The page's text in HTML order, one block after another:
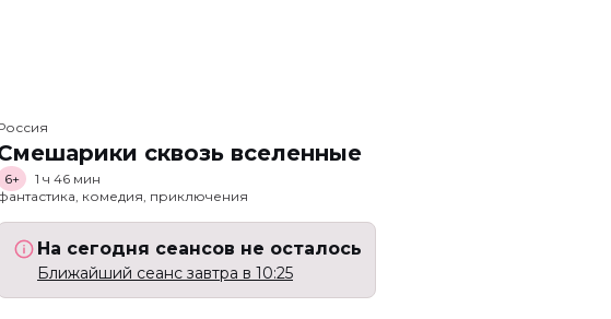
сквозь вселенные
6+
1 ч 46 мин
комедия, приключения
На сегодня сеансов не осталось
Ближайший сеанс завтра в 10:25